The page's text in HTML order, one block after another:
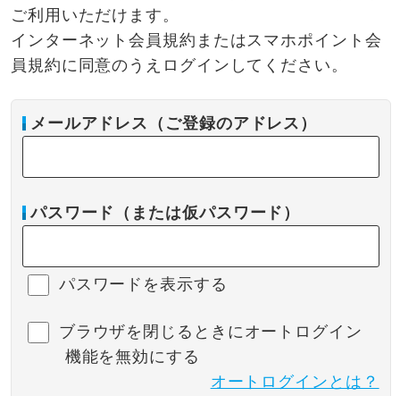
ご利用いただけます。
インターネット会員規約またはスマホポイント会
員規約に同意のうえログインしてください。
メールアドレス（ご登録のアドレス）
パスワード（または仮パスワード）
パスワードを表示する
ブラウザを閉じるときにオートログイン
機能を無効にする
オートログインとは？